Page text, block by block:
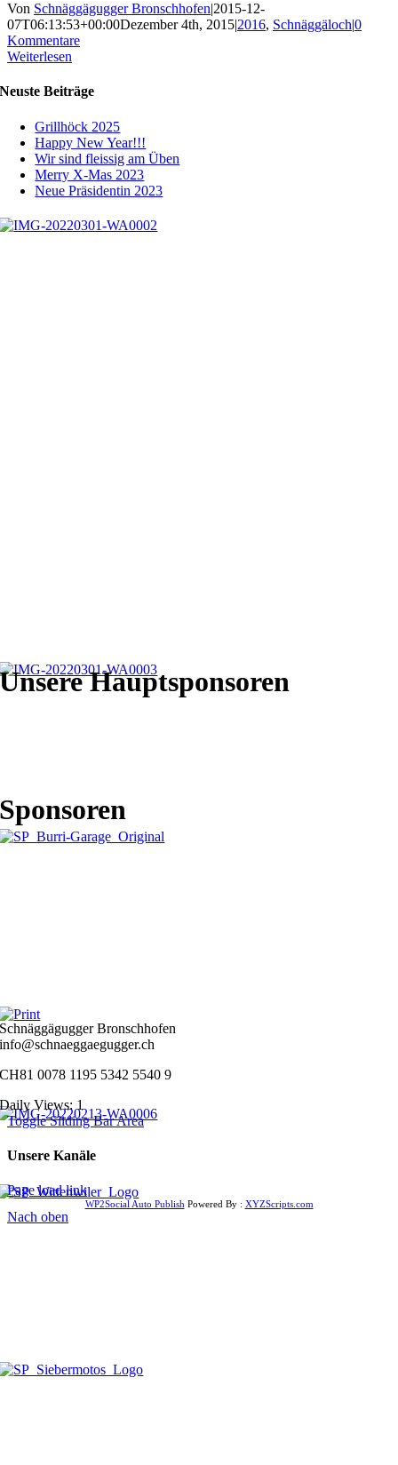
Von Schnäggägugger Bronschhofen|2015-12-
07T06:13:53+00:00Dezember 4th, 2015|2016, Schnäggäloch|0
Kommentare
Weiterlesen
Neuste Beiträge
Grillhöck 2025
Happy New Year!!!
Wir sind fleissig am Üben
Merry X-Mas 2023
Neue Präsidentin 2023
Unsere Hauptsponsoren
Sponsoren
Schnäggägugger Bronschhofen
info@schnaeggaegugger.ch
CH81 0078 1195 5342 5540 9
Daily Views: 1
Toggle Sliding Bar Area
Unsere Kanäle
Page load link
WP2Social Auto PublishPowered By : XYZScripts.com
Nach oben